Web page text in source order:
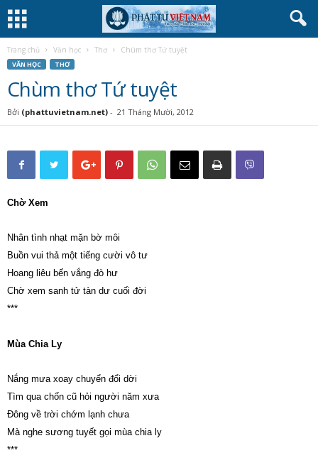
Trang chủ Văn học Thơ Chùm thơ Tứ tuyệt
VĂN HỌC THƠ
Chùm thơ Tứ tuyệt
Bởi (phattuvietnam.net) - 21 Tháng Mười, 2012
Chờ Xem
Nhân tình nhạt mặn bờ môi
Buồn vui thả một tiếng cười vô tư
Hoang liêu bến vắng đò hư
Chờ xem sanh tử tàn dư cuối đời
***
Mùa Chia Ly
Nắng mưa xoay chuyển đổi dời
Tìm qua chốn cũ hỏi người năm xưa
Đông về trời chớm lạnh chưa
Mà nghe sương tuyết gọi mùa chia ly
***